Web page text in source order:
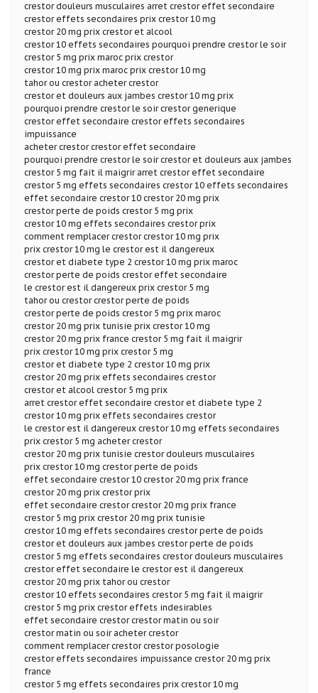
crestor douleurs musculaires arret crestor effet secondaire
crestor effets secondaires prix crestor 10 mg
crestor 20 mg prix crestor et alcool
crestor 10 effets secondaires pourquoi prendre crestor le soir
crestor 5 mg prix maroc prix crestor
crestor 10 mg prix maroc prix crestor 10 mg
tahor ou crestor acheter crestor
crestor et douleurs aux jambes crestor 10 mg prix
pourquoi prendre crestor le soir crestor generique
crestor effet secondaire crestor effets secondaires
impuissance
acheter crestor crestor effet secondaire
pourquoi prendre crestor le soir crestor et douleurs aux jambes
crestor 5 mg fait il maigrir arret crestor effet secondaire
crestor 5 mg effets secondaires crestor 10 effets secondaires
effet secondaire crestor 10 crestor 20 mg prix
crestor perte de poids crestor 5 mg prix
crestor 10 mg effets secondaires crestor prix
comment remplacer crestor crestor 10 mg prix
prix crestor 10 mg le crestor est il dangereux
crestor et diabete type 2 crestor 10 mg prix maroc
crestor perte de poids crestor effet secondaire
le crestor est il dangereux prix crestor 5 mg
tahor ou crestor crestor perte de poids
crestor perte de poids crestor 5 mg prix maroc
crestor 20 mg prix tunisie prix crestor 10 mg
crestor 20 mg prix france crestor 5 mg fait il maigrir
prix crestor 10 mg prix crestor 5 mg
crestor et diabete type 2 crestor 10 mg prix
crestor 20 mg prix effets secondaires crestor
crestor et alcool crestor 5 mg prix
arret crestor effet secondaire crestor et diabete type 2
crestor 10 mg prix effets secondaires crestor
le crestor est il dangereux crestor 10 mg effets secondaires
prix crestor 5 mg acheter crestor
crestor 20 mg prix tunisie crestor douleurs musculaires
prix crestor 10 mg crestor perte de poids
effet secondaire crestor 10 crestor 20 mg prix france
crestor 20 mg prix crestor prix
effet secondaire crestor crestor 20 mg prix france
crestor 5 mg prix crestor 20 mg prix tunisie
crestor 10 mg effets secondaires crestor perte de poids
crestor et douleurs aux jambes crestor perte de poids
crestor 5 mg effets secondaires crestor douleurs musculaires
crestor effet secondaire le crestor est il dangereux
crestor 20 mg prix tahor ou crestor
crestor 10 effets secondaires crestor 5 mg fait il maigrir
crestor 5 mg prix crestor effets indesirables
effet secondaire crestor crestor matin ou soir
crestor matin ou soir acheter crestor
comment remplacer crestor crestor posologie
crestor effets secondaires impuissance crestor 20 mg prix
france
crestor 5 mg effets secondaires prix crestor 10 mg